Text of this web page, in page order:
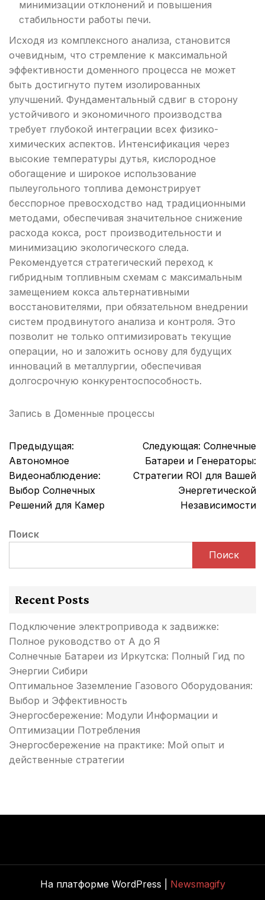
минимизации отклонений и повышения
стабильности работы печи.
Исходя из комплексного анализа, становится
очевидным, что стремление к максимальной
эффективности доменного процесса не может
быть достигнуто путем изолированных
улучшений. Фундаментальный сдвиг в сторону
устойчивого и экономичного производства
требует глубокой интеграции всех физико-
химических аспектов. Интенсификация через
высокие температуры дутья, кислородное
обогащение и широкое использование
пылеугольного топлива демонстрирует
бесспорное превосходство над традиционными
методами, обеспечивая значительное снижение
расхода кокса, рост производительности и
минимизацию экологического следа.
Рекомендуется стратегический переход к
гибридным топливным схемам с максимальным
замещением кокса альтернативными
восстановителями, при обязательном внедрении
систем продвинутого анализа и контроля. Это
позволит не только оптимизировать текущие
операции, но и заложить основу для будущих
инноваций в металлургии, обеспечивая
долгосрочную конкурентоспособность.
Запись в Доменные процессы
Навигация
по
записям
Предыдущая:
Автономное
Видеонаблюдение:
Выбор Солнечных
Решений для Камер
Следующая: Солнечные
Батареи и Генераторы:
Стратегии ROI для Вашей
Энергетической
Независимости
Поиск
Поиск
Recent Posts
Подключение электропривода к задвижке:
Полное руководство от А до Я
Солнечные Батареи из Иркутска: Полный Гид по
Энергии Сибири
Оптимальное Заземление Газового Оборудования:
Выбор и Эффективность
Энергосбережение: Модули Информации и
Оптимизации Потребления
Энергосбережение на практике: Мой опыт и
действенные стратегии
На платформе WordPress | Newsmagify